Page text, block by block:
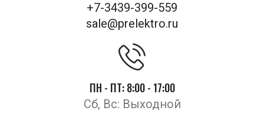
+7-3439-399-559
sale@prelektro.ru
ПН - ПТ: 8:00 - 17:00
Сб, Вс: Выходной